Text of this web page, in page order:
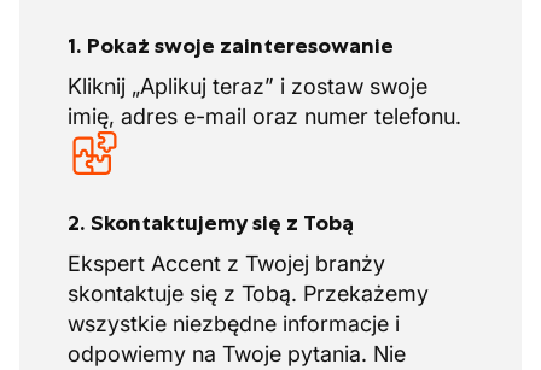
1. Pokaż swoje zainteresowanie
Kliknij „Aplikuj teraz” i zostaw swoje
imię, adres e-mail oraz numer telefonu.
2. Skontaktujemy się z Tobą
Ekspert Accent z Twojej branży
skontaktuje się z Tobą. Przekażemy
wszystkie niezbędne informacje i
odpowiemy na Twoje pytania. Nie